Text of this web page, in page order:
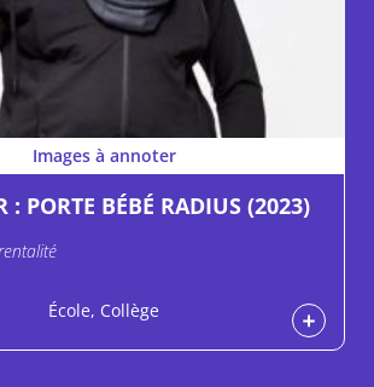
Images à annoter
: PORTE BÉBÉ RADIUS (2023)
École, Collège